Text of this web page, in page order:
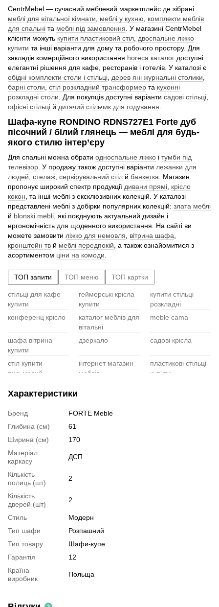
CentrMebel — сучасний меблевий маркетплейс де зібрані
меблі для вітальної кімнати
меблі у кухню
комплекти меблів
для спальні та меблі під замовлення . У магазині CentrMebel
клієнти можуть купити пластиковий стіл двоспальне ліжко
купити та інші варіанти для дому та робочого простору. Для
закладів комерційного використання horeca каталог доступні
елегантні рішення для кафе, ресторанів і готелів. У каталозі є
обідні комплекти столи і стільці дерев яні журнальні столики
барні столи стіл розкладний трансформер та кухонні
розкладні столи . Для покупців доступні варіанти садові стільці
офісні стільці й дитячий стільчик для годування
Шафа-купе RONDINO RDNS727E1 Forte дуб
пісочний / білий глянець — меблі для будь-
якого стилю інтер’єру
Для спальні можна обрати односпальне ліжко і тумби під
телевізор . У продажу також доступні варіанти лежанки для
людей стелаж сервірувальний стіл й банкетка . Магазин
пропонує широкий спектр продукції дивани прямі крісло
кокон , та інші меблі з ексклюзивних колекцій. У каталозі
представлені меблі з добірки популярних колекцій: злата меблі
й blonski mebli , які поєднують актуальний дизайн і
ергономічність для щоденного використання. На сайті ви
можете замовити ліжко для немовля вітрина шафа
кронштейн тв й меблі передпокій , а також ознайомитися з
асортиментом ціни на комоди
ТОП запити ТОП меню ТОП картки
стільці для кафе
купити
геймерські крісла
купити
купити стільці
розкладні
конференц крісло
каталог меблів для
вітальні
meble cama
шафа вітрина
купити
дзеркало садові крісла
стіл купити
письмовий
інтернет магазин
меблів
пластикові стільці
купити
журнальний
купити ліжко
дитяче
столик з дерева
стілець барний
купити
столик скляний
компютерні столи
ціни
Характеристики
Бренд
FORTE Meble
Глибина (см)
61
Ширина (см)
170
Матеріал
каркасу
ДСП
Кількість
полиць (шт)
2
Кількість
дверей (шт)
2
Стиль
Модерн
Тип шафи
Розпашний
Тип товару
Шафи-купе
Гарантія
12
Країна
виробник
Польща